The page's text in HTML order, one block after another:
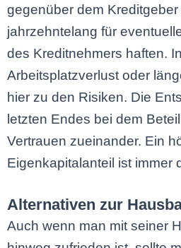
gegenüber dem
jahrzehntelang für
des Kreditnehmers haften.
Arbeitsplatzverlust oder
hier zu den Risiken. Die
letzten Endes bei dem
Vertrauen zueinander. Ein
Eigenkapitalanteil ist immer
Alternativen zur
Auch wenn man mit seiner